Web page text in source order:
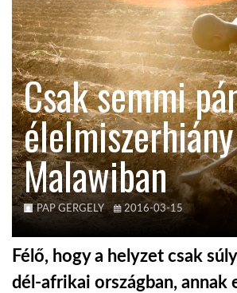
LATIN-AMERIKA
KÖZEL-KELET
AUSZTRÁLIA
A VILÁG ITTHON
MÉDIA
Csak semmi
Malawiban
PAP GERGELY 2016-03-15
Félő, hogy a helyzet csak
dél-afrikai országban, annak